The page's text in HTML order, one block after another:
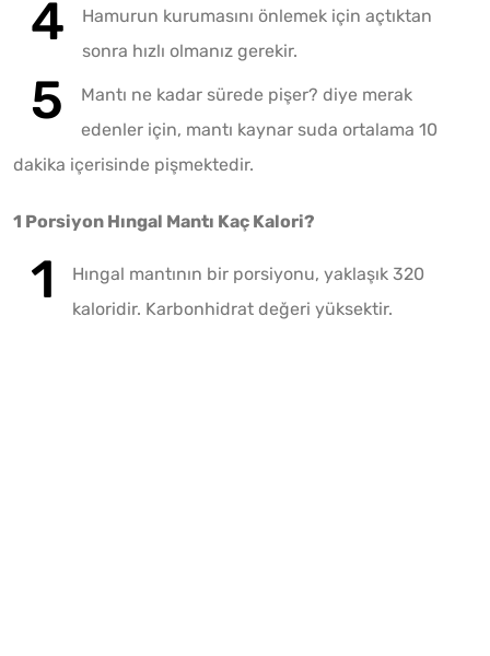
Hamurun kurumasını önlemek için açtıktan
sonra hızlı olmanız gerekir.
Mantı ne kadar sürede pişer? diye merak
edenler için, mantı kaynar suda ortalama 10
dakika içerisinde pişmektedir.
1 Porsiyon Hıngal Mantı Kaç Kalori?
Hıngal mantının bir porsiyonu, yaklaşık 320
kaloridir. Karbonhidrat değeri yüksektir.